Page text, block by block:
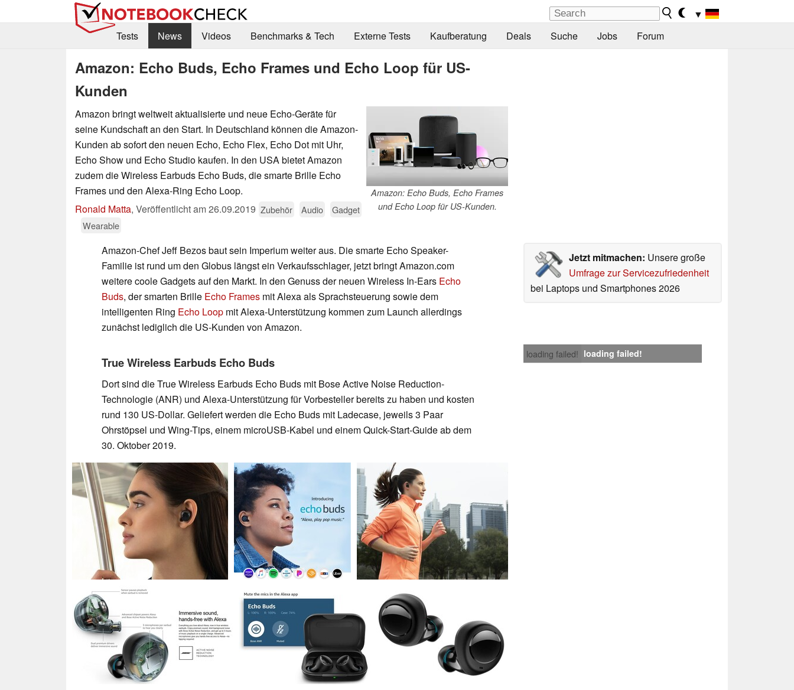
▼
Tests
News Videos Benchmarks & Tech Externe Tests Kaufberatung Deals Suche Jobs Forum
Amazon: Echo Buds, Echo Frames und Echo Loop für US-
Kunden
Amazon: Echo Buds, Echo Frames
und Echo Loop für US-Kunden.
Amazon bringt weltweit aktualisierte und neue Echo-Geräte für
seine Kundschaft an den Start. In Deutschland können die Amazon-
Kunden ab sofort den neuen Echo, Echo Flex, Echo Dot mit Uhr,
Echo Show und Echo Studio kaufen. In den USA bietet Amazon
zudem die Wireless Earbuds Echo Buds, die smarte Brille Echo
Frames und den Alexa-Ring Echo Loop.
Ronald Matta, Veröffentlicht am26.09.2019 Zubehör Audio
Gadget
Wearable
Jetzt mitmachen: Unsere große
Umfrage zur Servicezufriedenheit
bei Laptops und Smartphones 2026
Amazon-Chef Jeff Bezos baut sein Imperium weiter aus. Die smarte Echo Speaker-
Familie ist rund um den Globus längst ein Verkaufsschlager, jetzt bringt Amazon.com
weitere coole Gadgets auf den Markt. In den Genuss der neuen Wireless In-Ears Echo
Buds, der smarten Brille Echo Frames mit Alexa als Sprachsteuerung sowie dem
intelligenten Ring Echo Loop mit Alexa-Unterstützung kommen zum Launch allerdings
zunächst lediglich die US-Kunden von Amazon.
loading failed! loading failed!
True Wireless Earbuds Echo Buds
Dort sind die True Wireless Earbuds Echo Buds mit Bose Active Noise Reduction-
Technologie (ANR) und Alexa-Unterstützung für Vorbesteller bereits zu haben und kosten
rund 130 US-Dollar. Geliefert werden die Echo Buds mit Ladecase, jeweils 3 Paar
Ohrstöpsel und Wing-Tips, einem microUSB-Kabel und einem Quick-Start-Guide ab dem
30. Oktober 2019.